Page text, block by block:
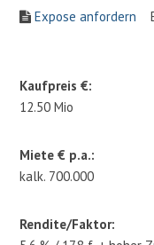
Expose anfordern
Kaufpreis €:
12.50 Mio
Miete € p.a.:
kalk. 700.000
Rendite/Faktor: